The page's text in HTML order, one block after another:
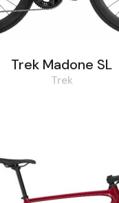
Trek Madone SL
Trek